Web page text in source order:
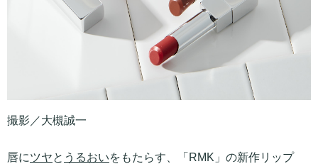
撮影／大槻誠一
唇にツヤと うるおいをもたらす、「RMK」の新作リップ